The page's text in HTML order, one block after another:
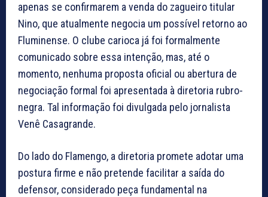
apenas se confirmarem a venda do zagueiro titular
Nino, que atualmente negocia um possível retorno ao
Fluminense. O clube carioca já foi formalmente
comunicado sobre essa intenção, mas, até o
momento, nenhuma proposta oficial ou abertura de
negociação formal foi apresentada à diretoria rubro-
negra. Tal informação foi divulgada pelo jornalista
Venê Casagrande.
Do lado do Flamengo, a diretoria promete adotar uma
postura firme e não pretende facilitar a saída do
defensor, considerado peça fundamental na